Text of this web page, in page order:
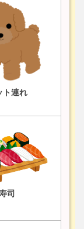
ト連れ
司